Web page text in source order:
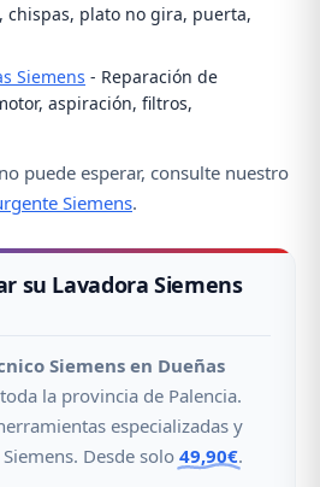
chispas, plato no gira, puerta,
Siemens - Reparación de
aspiración, filtros,
puede esperar, consulte nuestro
Siemens.
su Lavadora Siemens
Siemens en Dueñas
la provincia de Palencia.
especializadas y
Desde solo 49,90€.